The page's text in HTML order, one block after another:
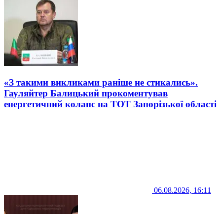
«З такими викликами раніше не стикались».
Гауляйтер Балицький прокоментував
енергетичний колапс на ТОТ Запорізької області
06.08.2026, 16:11